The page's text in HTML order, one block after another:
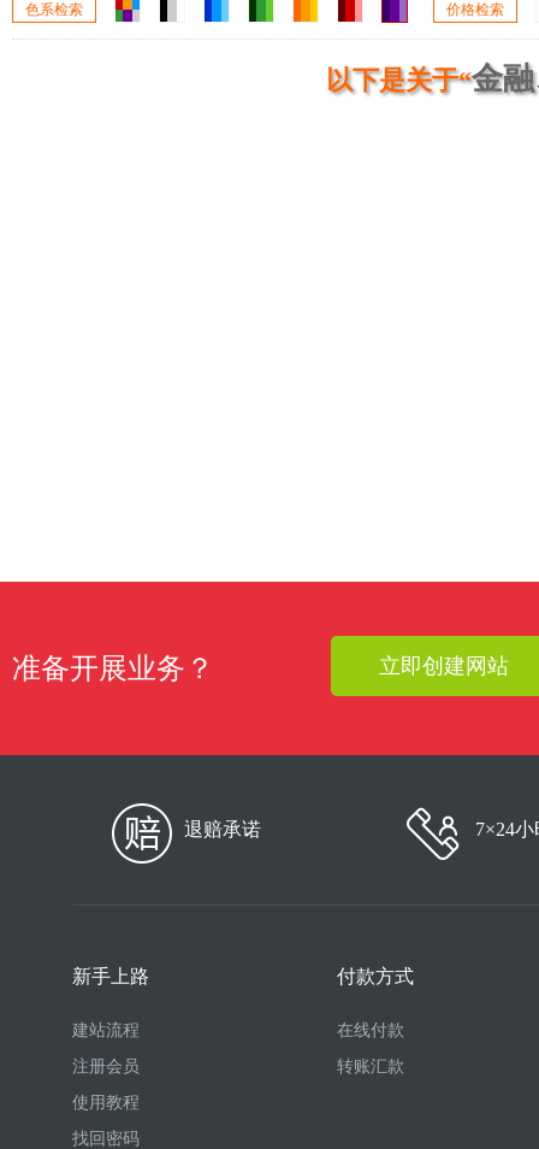
色系检索 价格检索
以下是关于“金
准备开展业务？ 立即创建网站
退赔承诺 7×24
新手上路
建站流程
注册会员
使用教程
找回密码
付款方式
在线付款
转账汇款